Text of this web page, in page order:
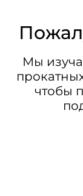
Мы
чтобы